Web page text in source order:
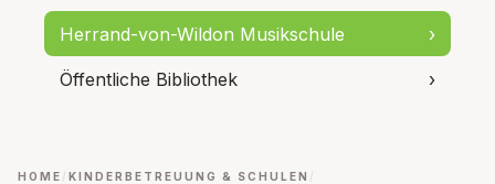
Herrand-von-Wildon Musikschule ›
Öffentliche Bibliothek ›
HOME KINDERBETREUUNG & SCHULEN